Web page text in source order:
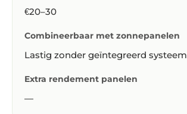
€20–30
Combineerbaar met zonnepanelen
Lastig zonder geïntegreerd systeem
Extra rendement panelen
—